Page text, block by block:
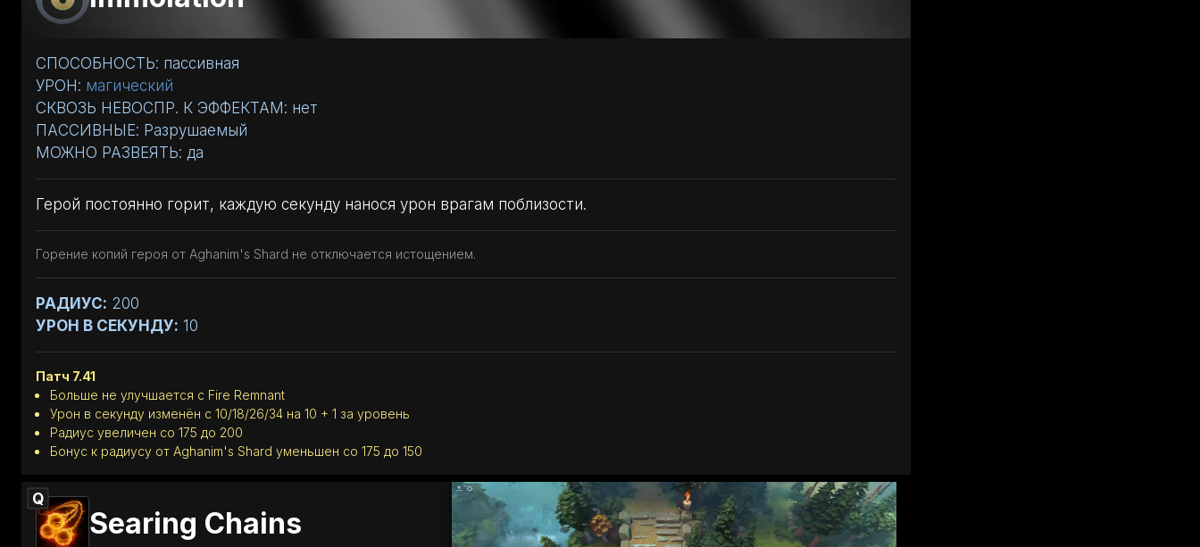
СПОСОБНОСТЬ: пассивная
УРОН: магический
СКВОЗЬ НЕВОСПР. К ЭФФЕКТАМ: нет
ПАССИВНЫЕ: Разрушаемый
МОЖНО РАЗВЕЯТЬ: да
Герой постоянно горит, каждую секунду нанося урон врагам поблизости.
Горение копий героя от Aghanim's Shard не отключается истощением.
РАДИУС: 200
УРОН В СЕКУНДУ: 10
Патч 7.41
Больше не улучшается с Fire Remnant
Урон в секунду изменён с 10/18/26/34 на 10 + 1 за уровень
Радиус увеличен со 175 до 200
Бонус к радиусу от Aghanim's Shard уменьшен со 175 до 150
Q
Searing Chains